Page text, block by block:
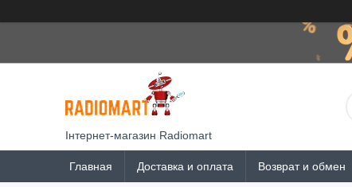
Інтернет-магазин Radiomart
Главная Доставка и оплата Возврат и обмен